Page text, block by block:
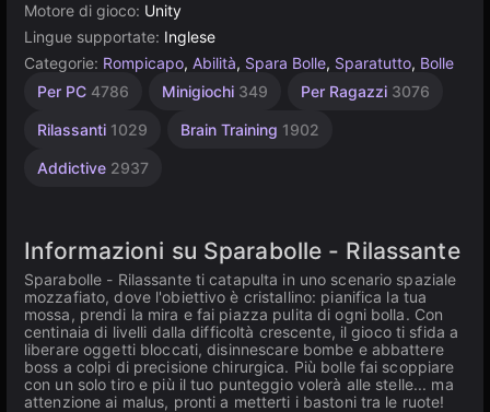
Motore di gioco: Unity
Lingue supportate: Inglese
Categorie: Rompicapo, Abilità, Spara Bolle, Sparatutto, Bolle
Per PC 4786 Minigiochi 349 Per Ragazzi 3076
Rilassanti 1029 Brain Training 1902
Addictive 2937
Mente
Collezionismo
Agility
Desktop
Per 1
4131
Geometria
Russi
Semplici
Per
1480
Browser
Unity
3177
Informazioni su Sparabolle - Rilassante
Sparabolle - Rilassante ti catapulta in uno scenario spaziale
mozzafiato, dove l'obiettivo è cristallino: pianifica la tua
mossa, prendi la mira e fai piazza pulita di ogni bolla. Con
centinaia di livelli dalla difficoltà crescente, il gioco ti sfida a
liberare oggetti bloccati, disinnescare bombe e abbattere
boss a colpi di precisione chirurgica. Più bolle fai scoppiare
con un solo tiro e più il tuo punteggio volerà alle stelle... ma
attenzione ai malus, pronti a metterti i bastoni tra le ruote!